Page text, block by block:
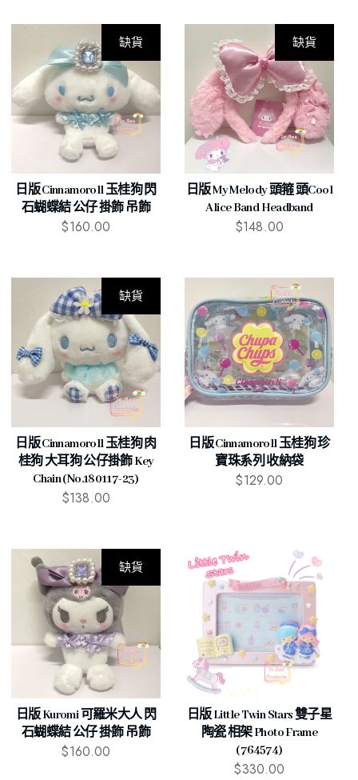
缺貨
日版 Cinnamoroll 玉桂狗 閃
石蝴蝶結 公仔 掛飾 吊飾
$160.00
缺貨
日版 My Melody 頭箍 頭cool
Alice Band Headband
$148.00
缺貨
日版 Cinnamoroll 玉桂狗 肉
桂狗 大耳狗 公仔掛飾 Key
Chain (No.180117-23)
$138.00
日版 Cinnamoroll 玉桂狗 珍
寶珠系列 收納袋
$129.00
缺貨
日版 Kuromi 可羅米大人 閃
石蝴蝶結 公仔 掛飾 吊飾
$160.00
日版 Little Twin Stars 雙子星
陶瓷 相架 Photo Frame
(764574)
$330.00